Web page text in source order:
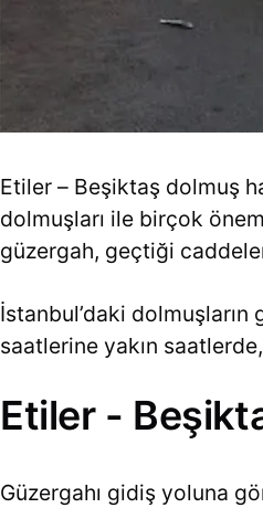
Etiler – Beşiktaş dolmuş
dolmuşları ile birçok
güzergah, geçtiği
İstanbul’daki
saatlerine yakın
Etiler -
Güzergahı gidiş yoluna